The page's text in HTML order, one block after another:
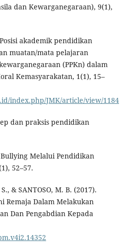
dan Kewarganegaraan), 9(1),
akademik pendidikan
muatan/mata pelajaran
(PPKn) dalam
Kemasyarakatan, 1(1), 15–
index.php/JMK/article/view/1184
dan praksis pendidikan
Melalui Pendidikan
52–57.
& SANTOSO, M. B. (2017).
Remaja Dalam Melakukan
Dan Pengabdian Kepada